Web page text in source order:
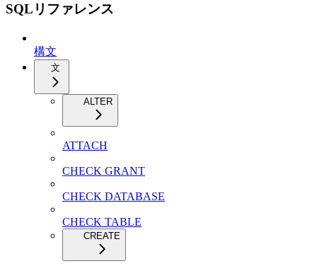
SQLリファレンス
構文
文
ALTER
ATTACH
CHECK GRANT
CHECK DATABASE
CHECK TABLE
CREATE